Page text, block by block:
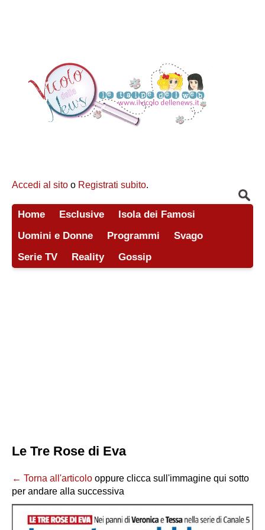
Accedi al sito o Registrati subito.
Home Esclusive
Isola dei Famosi
Uomini e Donne
Programmi
Svago
Serie TV
Reality Gossip
Le Tre Rose di Eva
← Torna all'articolo oppure clicca sull'immagine qui sotto
per andare alla successiva